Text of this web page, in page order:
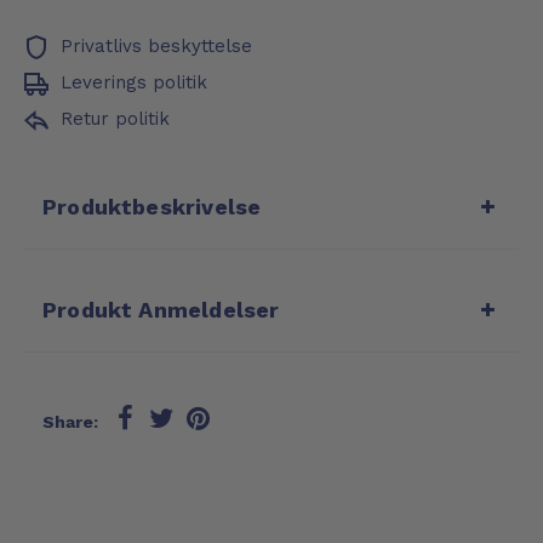
Privatlivs beskyttelse
Leverings politik
Retur politik
Produktbeskrivelse
Produkt Anmeldelser
Share: